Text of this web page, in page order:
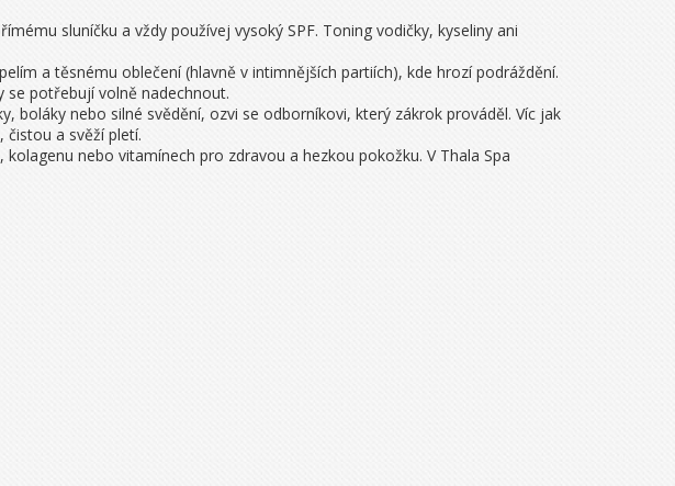
sluníčku a vždy používej vysoký SPF. Toning vodičky, kyseliny ani
a těsnému oblečení (hlavně v intimnějších partiích), kde hrozí podráždění.
se potřebují volně nadechnout.
boláky nebo silné svědění, ozvi se odborníkovi, který zákrok prováděl. Víc jak
čistou a svěží pletí.
nebo vitamínech pro zdravou a hezkou pokožku. V Thala Spa